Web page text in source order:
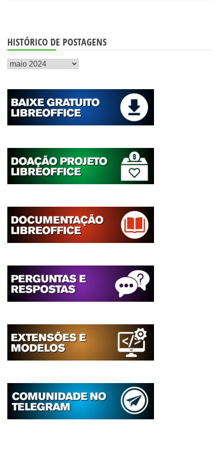
HISTÓRICO DE POSTAGENS
Histórico
postagens